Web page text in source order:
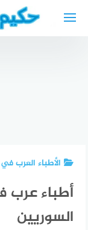
الأطباء العرب في
أطباء عرب
السوريين